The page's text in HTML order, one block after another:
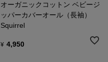
オーガニックコットン ベビージ
ッパーカバーオール（長袖）
Squirrel
¥ 4,950